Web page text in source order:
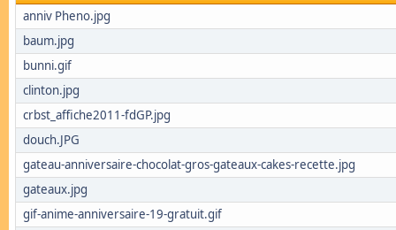
anniv Pheno.jpg
baum.jpg
bunni.gif
clinton.jpg
crbst_affiche2011-fdGP.jpg
douch.JPG
gateau-anniversaire-chocolat-gros-gateaux-cakes-recette.jpg
gateaux.jpg
gif-anime-anniversaire-19-gratuit.gif